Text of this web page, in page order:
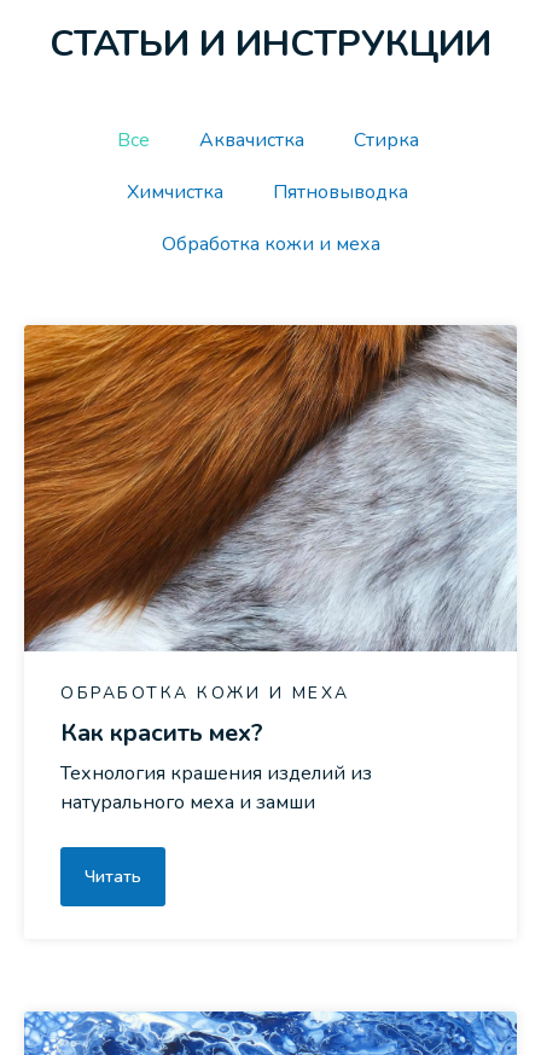
СТАТЬИ И ИНСТРУКЦИИ
Все Аквачистка
Стирка
Химчистка
Пятновыводка
Обработка кожи и меха
ОБРАБОТКА КОЖИ И МЕХА
Как красить мех?
Технология крашения изделий из
натурального меха и замши
Читать